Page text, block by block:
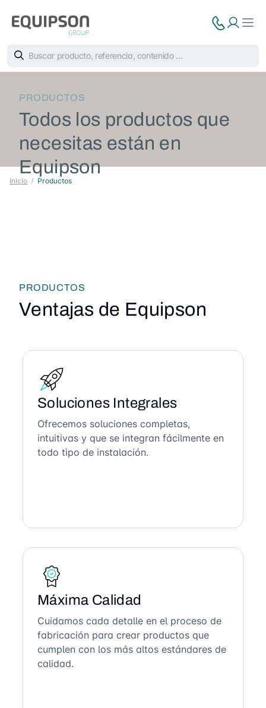
PRODUCTOS
Todos los productos que
necesitas están en
Equipson
Inicio Productos
PRODUCTOS
Ventajas de Equipson
Soluciones Integrales
Ofrecemos soluciones completas,
intuitivas y que se integran fácilmente en
todo tipo de instalación.
Máxima Calidad
Cuidamos cada detalle en el proceso de
fabricación para crear productos que
cumplen con los más altos estándares de
calidad.